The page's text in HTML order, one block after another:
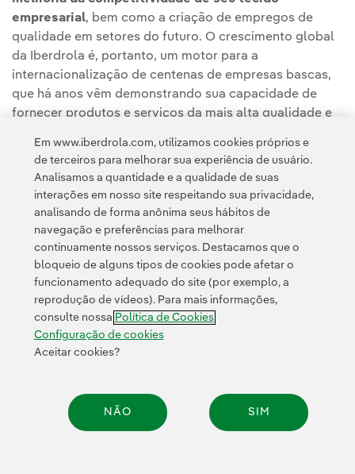
empresarial, bem como a criação de empregos de
qualidade em setores do futuro. O crescimento global
da Iberdrola é, portanto, um motor para a
internacionalização de centenas de empresas bascas,
que há anos vêm demonstrando sua capacidade de
fornecer produtos e serviços da mais alta qualidade e
Política de Privacidade Informação legal
Transparência no uso da IA Política de cookies Configuração de cookies
Acessibilidade Canal de denúncias
© 2026 Iberdrola, S.A. Todos os direitos reservados.
Em www.iberdrola.com, utilizamos cookies próprios e
de terceiros para melhorar sua experiência de usuário.
Analisamos a quantidade e a qualidade de suas
interações em nosso site respeitando sua privacidade,
analisando de forma anônima seus hábitos de
navegação e preferências para melhorar
continuamente nossos serviços. Destacamos que o
bloqueio de alguns tipos de cookies pode afetar o
funcionamento adequado do site (por exemplo, a
reprodução de vídeos). Para mais informações,
consulte nossa Política de Cookies
Configuração de cookies
Aceitar cookies?
NÃO SIM